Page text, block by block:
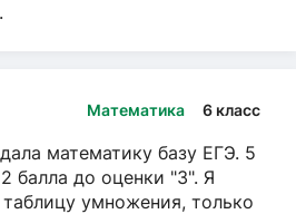
Математика 6 класс
математику базу ЕГЭ. 5
балла до оценки "3". Я
умножения, только